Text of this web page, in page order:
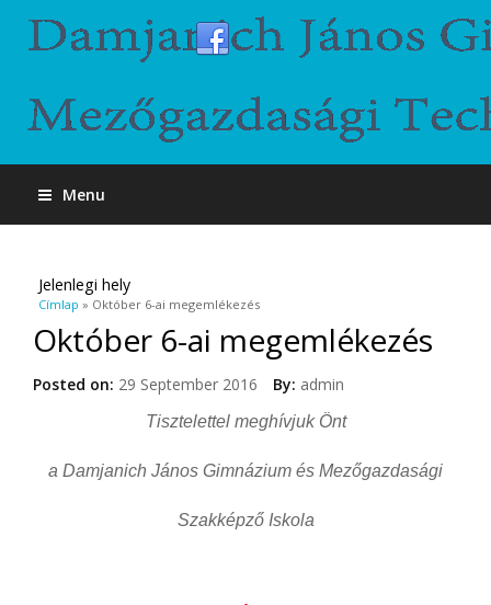
Menu
Jelenlegi hely
Címlap » Október 6-ai megemlékezés
Október 6-ai megemlékezés
Posted on: 29 September 2016 By: admin
Tisztelettel meghívjuk Önt
a Damjanich János Gimnázium és Mezőgazdasági
Szakképző Iskola